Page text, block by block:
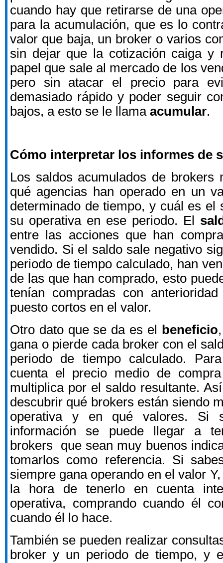
cuando hay que retirarse de una
para la acumulación, que es lo
valor que baja, un broker o varios
sin dejar que la cotización caiga y
papel que sale al mercado de los
pero sin atacar el precio para
demasiado rápido y poder seguir
bajos, a esto se le llama acumular.
Cómo interpretar los informes de
Los saldos acumulados de brokers
qué agencias han operado en un
determinado de tiempo, y cuál es el
su operativa en ese periodo. El
entre las acciones que han
vendido. Si el saldo sale negativo
periodo de tiempo calculado, han
de las que han comprado, esto
tenían compradas con
puesto cortos en el valor.
Otro dato que se da es el
beneficio
gana o pierde cada broker con el
periodo de tiempo calculado.
cuenta el precio medio de
multiplica por el saldo resultante.
descubrir qué brokers están siendo
operativa y en qué valores. Si
información se puede llegar a
brokers que sean muy buenos
tomarlos como referencia. Si
siempre gana operando en el valor
la hora de tenerlo en cuenta
operativa, comprando cuando él
cuando él lo hace.
También se pueden realizar
broker y un periodo de tiempo, y